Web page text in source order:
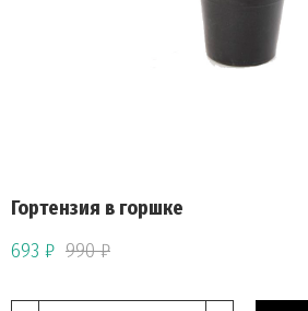
Гортензия в горшке
693 ₽ 990 ₽